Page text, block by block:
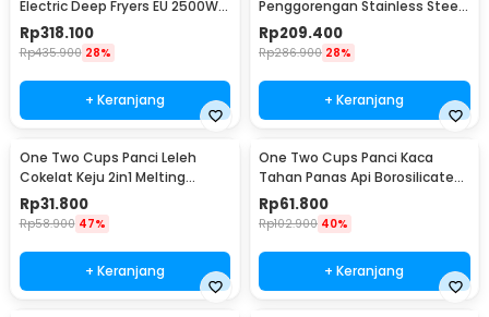
Electric Deep Fryers EU 2500W
6L - EH-81
Rp318.100
Rp435.900 28%
+ Keranjang
Penggorengan Stainless Steel
Anti Lengket Frying Pan 27.5cm
- 316
Rp209.400
Rp286.900 28%
+ Keranjang
One Two Cups Panci Leleh
Cokelat Keju 2in1 Melting
Chocolate Pot 400ml - JS33
Rp31.800
Rp58.900 47%
+ Keranjang
One Two Cups Panci Kaca
Tahan Panas Api Borosilicate
Glass Cooking Pot 400ml - W-
70
Rp61.800
Rp102.900 40%
+ Keranjang